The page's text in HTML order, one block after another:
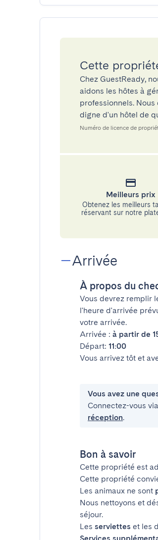
Cette
Chez GuestReady,
aidons les hôtes à
professionnels.
digne d'un hôtel de
Numéro de licence de
Meilleurs prix
Obtenez les meilleurs
réservant sur notre
Arrivée
À propos du
Vous devrez remplir
l'heure d'arrivée
votre arrivée.
Arrivée : à partir de
Départ: 11:00
Vous arrivez tôt et
Vous avez une
Connectez-vous
réception.
Bon à savoir
Cette propriété est
Cette propriété
Les animaux ne sont
Nous nettoyons et
séjour.
Les serviettes et les